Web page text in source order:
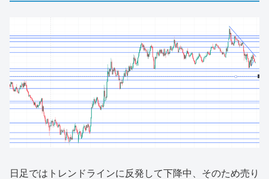
日足ではトレンドラインに反発して下降中、そのため売り